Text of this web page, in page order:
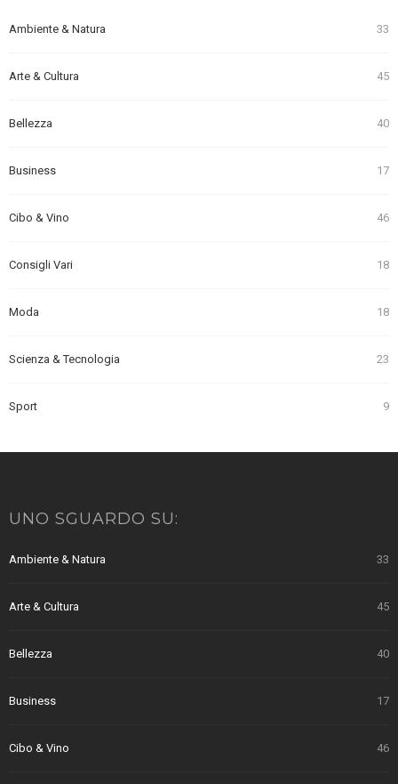
Ambiente & Natura 33
Arte & Cultura 45
Bellezza 40
Business 17
Cibo & Vino 46
Consigli Vari 18
Moda 18
Scienza & Tecnologia 23
Sport 9
UNO SGUARDO SU:
Ambiente & Natura 33
Arte & Cultura 45
Bellezza 40
Business 17
Cibo & Vino 46